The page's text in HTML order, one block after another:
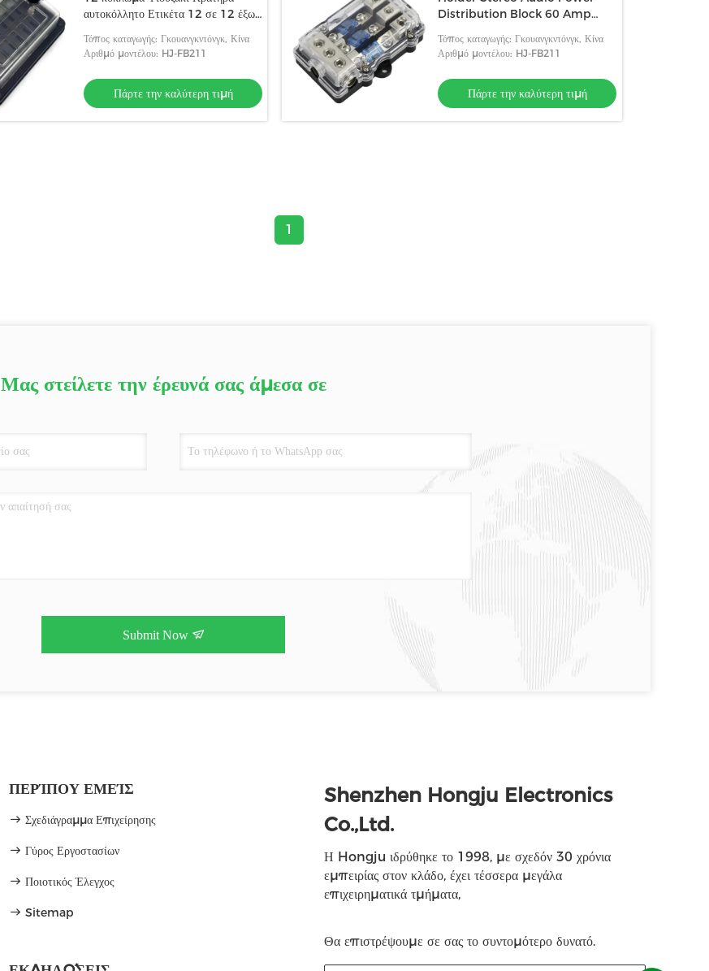
αυτοκόλλητο Ετικέτα 12 σε 12 έξω
Τόπος καταγωγής: Γκουανγκντόνγκ, Κίνα
Αριθμό μοντέλου: HJ-FB211
Πάρτε την καλύτερη τιμή
Distribution Block 60 Amp
Τόπος καταγωγής: Γκουανγκντόνγκ, Κίνα
Αριθμό μοντέλου: HJ-FB211
Πάρτε την καλύτερη τιμή
1
Μας στείλετε την έρευνά σας άμεσα σε
Submit Now
ΠΕΡΊΠΟΥ ΕΜΕΊΣ
Σχεδιάγραμμα Επιχείρησης
Γύρος Εργοστασίων
Ποιοτικός Έλεγχος
Sitemap
Shenzhen Hongju Electronics
Co.,Ltd.
Η Hongju ιδρύθηκε το 1998, με σχεδόν 30 χρόνια
εμπειρίας στον κλάδο, έχει τέσσερα μεγάλα
επιχειρηματικά τμήματα,
Θα επιστρέψουμε σε σας το συντομότερο δυνατό.